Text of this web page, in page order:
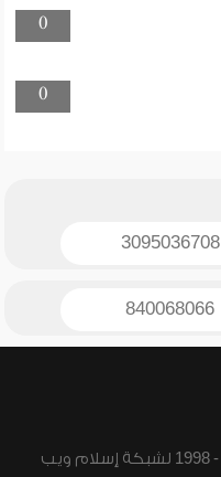
0
0
3095036708
840068066